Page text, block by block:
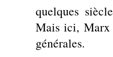
quelques
Mais ici, Marx
générales.